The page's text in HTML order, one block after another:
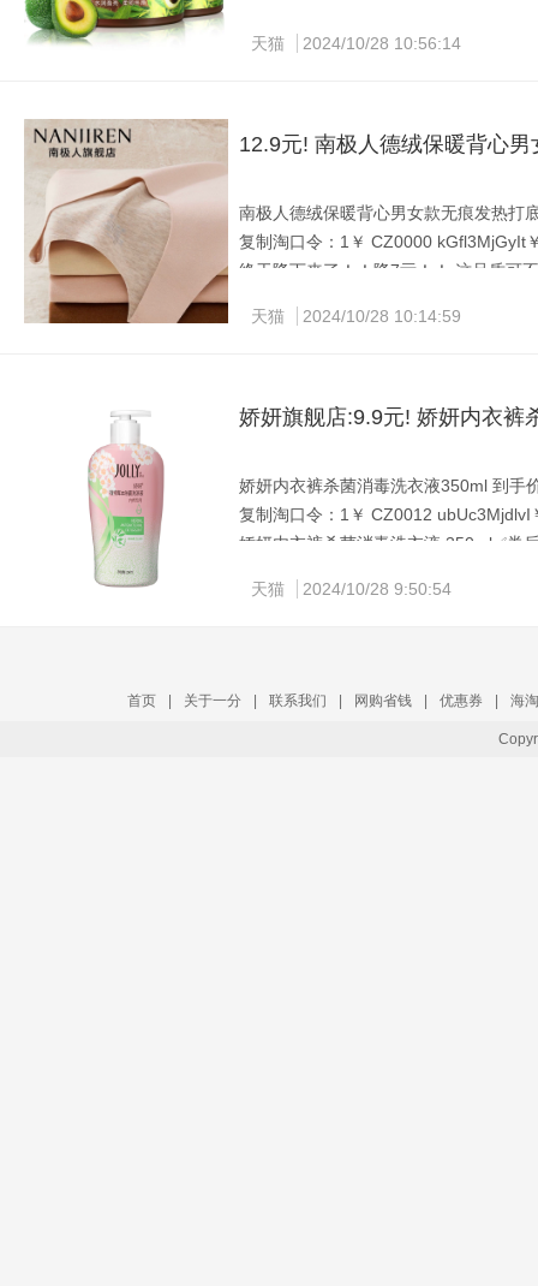
天猫
2024/10/28 10:56:14
12.9元! 南极人德绒保暖背心
南极人德绒保暖背心男女款无痕发热打
复制淘口令：1￥ CZ0000 kGfl3MjGyIt
终于降下来了！！降7亓！！ 这品质可
天猫 2024/10/28 10:14:59
娇妍旗舰店:9.9元! 娇妍内衣裤
娇妍内衣裤杀菌消毒洗衣液350ml 到手
复制淘口令：1￥ CZ0012 ubUc3MjdlvI
娇妍内衣裤杀菌消毒洗衣液 350ml✅券
天猫
2024/10/28 9:50:54
首页 关于一分 联系我们 网购省钱 优惠券 海淘